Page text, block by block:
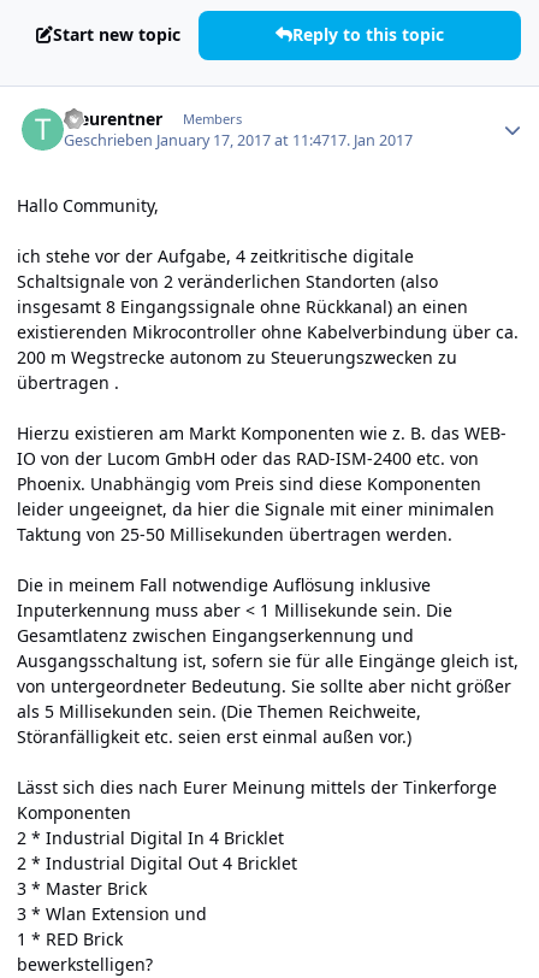
Start new topic Reply to this topic
Treurentner Members
Geschrieben January 17, 2017 at 11:4717. Jan 2017
Hallo Community,
ich stehe vor der Aufgabe, 4 zeitkritische digitale
Schaltsignale von 2 veränderlichen Standorten (also
insgesamt 8 Eingangssignale ohne Rückkanal) an einen
existierenden Mikrocontroller ohne Kabelverbindung über ca.
200 m Wegstrecke autonom zu Steuerungszwecken zu
übertragen .
Hierzu existieren am Markt Komponenten wie z. B. das WEB-
IO von der Lucom GmbH oder das RAD-ISM-2400 etc. von
Phoenix. Unabhängig vom Preis sind diese Komponenten
leider ungeeignet, da hier die Signale mit einer minimalen
Taktung von 25-50 Millisekunden übertragen werden.
Die in meinem Fall notwendige Auflösung inklusive
Inputerkennung muss aber < 1 Millisekunde sein. Die
Gesamtlatenz zwischen Eingangserkennung und
Ausgangsschaltung ist, sofern sie für alle Eingänge gleich ist,
von untergeordneter Bedeutung. Sie sollte aber nicht größer
als 5 Millisekunden sein. (Die Themen Reichweite,
Störanfälligkeit etc. seien erst einmal außen vor.)
Lässt sich dies nach Eurer Meinung mittels der Tinkerforge
Komponenten
2 * Industrial Digital In 4 Bricklet
2 * Industrial Digital Out 4 Bricklet
3 * Master Brick
3 * Wlan Extension und
1 * RED Brick
bewerkstelligen?